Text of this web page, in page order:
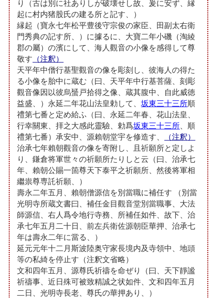
り（古は別に社ありしが破壊せし故、爰に安ず、縁
起に村内猪股氏の建る所と記す、）
縁起（寶永七年松平豊後守宗俊の家臣、田副太右衛
門秀典の記す所、）に據るに、大寶二年小磯（淘綾
郡の屬）の濱にして、海人觀音の小像を感得して尊
敬す （注釈）
天平年中僧行基聖觀音の像を彫刻し、彼海人の得た
る小像を胎中に蔵む（曰、天平年中行基菩薩、刻彫
觀音像因以彼烏蜑戸拾得之像、蔵其腹中、自此威徳
益盛、）永延二年花山法皇勅して、坂東三十三所順
禮第七番と定め給ふ（曰、永延二年春、花山法皇、
行幸關東、拝之大感此靈驗、勅爲坂東三十三所 、順
禮第七番）承安中、源賴朝堂宇を修造す、
（注釈）
治承七年賴朝觀音の像を寄附し、且祈願所と定しよ
り、鎌倉将軍世々の祈願所たりしと云（曰、治承七
年、賴朝公賜一箇尊天下泰平之祈願所、然後将軍相
繼祟尊専託祈願、）
壽永二年五月、賴朝僧源信を別當職に補任す （別當
光明寺所蔵文書曰、補任金目觀音堂別當職事、大法
師源信、右人爲令地行寺務、所補任如件、故下、治
承七年五月二十日、前左兵衛佐源朝臣華押、治承七
年は壽永二年に當る、）
延元元年十二月斯波陸奥守家長境内及寺領中、地頭
等の私綺を停止す（注釈文省略）
文和四年五月、源尊氏祈禱を命ぜり（曰、天下靜謐
祈禱事、近日殊可被致精誠之状如件、文和四年五月
二日、光明寺長老、尊氏の華押あり、）